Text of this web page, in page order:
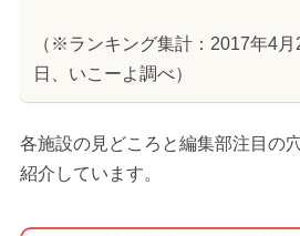
（※ランキング集計：2017年4
日、いこーよ調べ）
各施設の見どころと編集部注目の
紹介しています。